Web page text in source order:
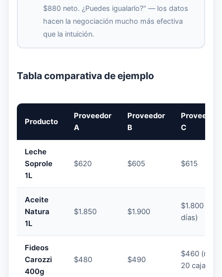
$880 neto. ¿Puedes igualarlo?" — los datos
hacen la negociación mucho más efectiva
que la intuición.
Tabla comparativa de ejemplo
Producto
Proveedor
A
Proveedor
B
Proveedor
C
Leche
Soprole
1L
$620 $605 $615
Aceite
Natura
1L
$1.850 $1.900
$1.800 (30
días)
Fideos
Carozzi
400g
$480 $490
$460 (min
20 cajas)